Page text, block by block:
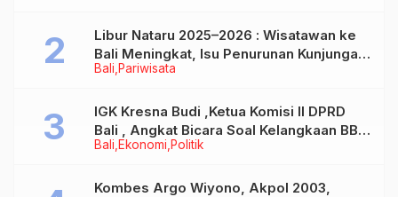
Bali Pariwisata
Libur Nataru 2025–2026 : Wisatawan ke
Bali Meningkat, Isu Penurunan Kunjungan
Tidak Benar
Bali Ekonomi Politik
IGK Kresna Budi ,Ketua Komisi II DPRD
Bali , Angkat Bicara Soal Kelangkaan BBM
Bersubsidi Jenis Solar
Kombes Argo Wiyono, Akpol 2003,